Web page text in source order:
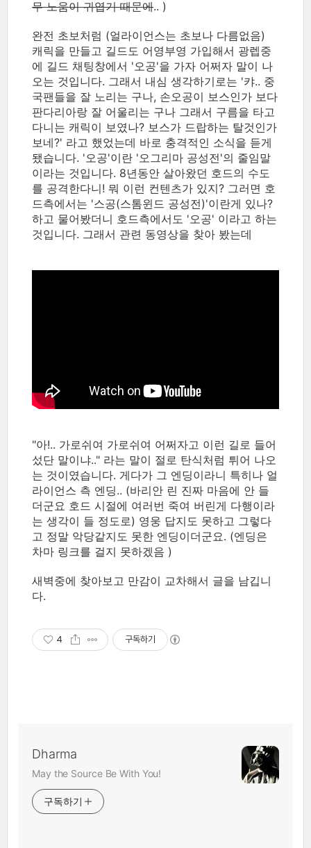
무 노움이 귀엽기 때문에.. )
완전 초보처럼 (얼라이언스는 초보나 다름없음)
캐릭을 만들고 길드도 어영부영 가입해서 광렙중
에 길드 채팅창에서 '오공'을 가자 어쩌자 말이 나
오는 것입니다. 그래서 내심 생각하기로는 '캬.. 중
국팬들을 잘 노리는 구나, 손오공이 보스인가 보다
판다리아랑 잘 어울리는 구나 그래서 구름을 타고
다니는 캐릭이 보였나? 보스가 드랍하는 탈것인가
보네?' 라고 했었는데 바로 충격적인 소식을 듣게
됐습니다. '오공'이란 '오그리마 공성전'의 줄임말
이라는 것입니다. 8년동안 살아왔던 호드의 수도
를 공격한다니! 뭐 이런 컨텐츠가 있지? 그러면 호
드측에서는 '스공(스톰윈드 공성전)'이란게 있나?
하고 물어봤더니 호드측에서도 '오공' 이라고 하는
것입니다. 그래서 관련 동영상을 찾아 봤는데
"아!.. 가로쉬여 가로쉬여 어쩌자고 이런 길로 들어
섰단 말이냐.." 라는 말이 절로 탄식처럼 튀어 나오
는 것이였습니다. 게다가 그 엔딩이라니 특히나 얼
라이언스 측 엔딩.. (바리안 린 진짜 마음에 안 들
더군요 호드 시절에 여러번 죽여 버린게 다행이라
는 생각이 들 정도로) 영웅 답지도 못하고 그렇다
고 정말 악당같지도 못한 엔딩이더군요. (엔딩은
차마 링크를 걸지 못하겠음 )
새벽중에 찾아보고 만감이 교차해서 글을 남깁니
다.
4 구독하기
Dharma
May the Source Be With You!
구독하기